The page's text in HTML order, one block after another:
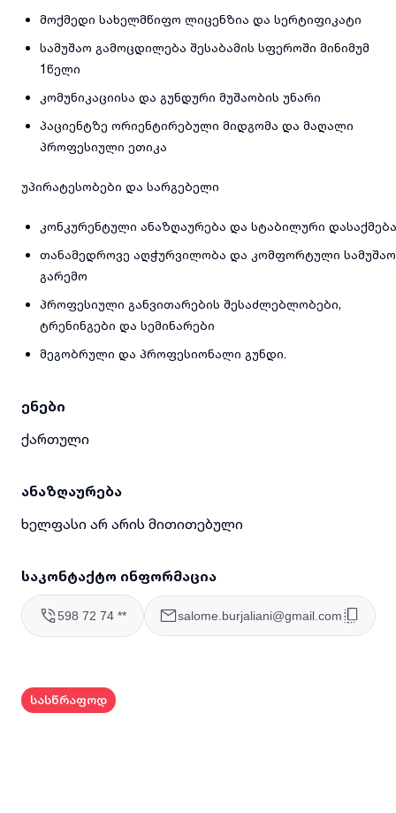
მოქმედი სახელმწიფო ლიცენზია და სერტიფიკატი
სამუშაო გამოცდილება შესაბამის სფეროში მინიმუმ
1წელი
კომუნიკაციისა და გუნდური მუშაობის უნარი
პაციენტზე ორიენტირებული მიდგომა და მაღალი
პროფესიული ეთიკა
უპირატესობები და სარგებელი
კონკურენტული ანაზღაურება და სტაბილური დასაქმება
თანამედროვე აღჭურვილობა და კომფორტული სამუშაო
გარემო
პროფესიული განვითარების შესაძლებლობები,
ტრენინგები და სემინარები
მეგობრული და პროფესიონალი გუნდი.
ენები
ქართული
ანაზღაურება
ხელფასი არ არის მითითებული
საკონტაქტო ინფორმაცია
598 72 74 ** salome.burjaliani@gmail.com
სასწრაფოდ